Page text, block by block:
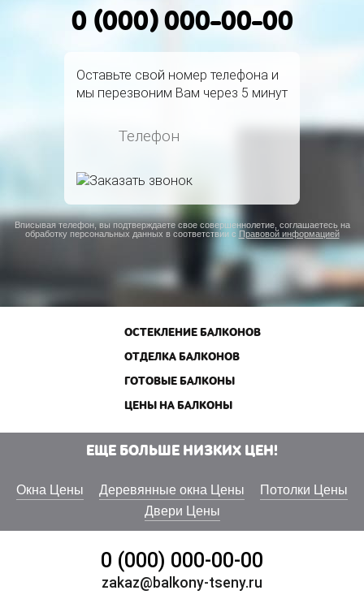
0 (000) 000-00-00
Оставьте свой номер телефона и
мы перезвоним Вам через 5 минут
Вписывая телефон, вы подтверждаете свое совершеннолетие, соглашаетесь на
обработку персональных данных в соответствии с Правовой информацией
ОСТЕКЛЕНИЕ БАЛКОНОВ
ОТДЕЛКА БАЛКОНОВ
ГОТОВЫЕ БАЛКОНЫ
ЦЕНЫ НА БАЛКОНЫ
ЕЩЕ БОЛЬШЕ НИЗКИХ ЦЕН!
Окна Цены Деревянные окна Цены
Потолки Цены
Двери Цены
0 (000) 000-00-00
zakaz@balkony-tseny.ru